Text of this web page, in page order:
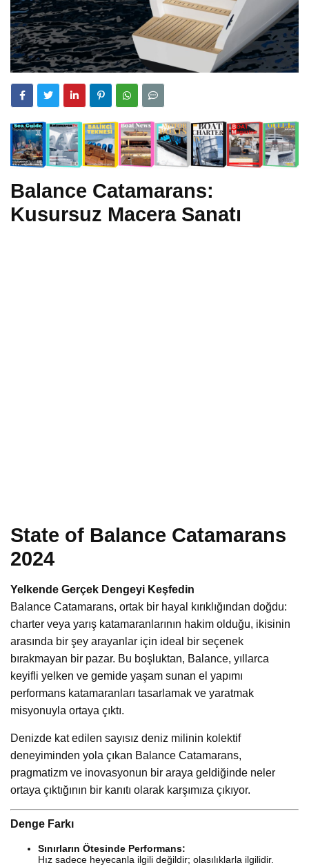
Balance Catamarans:
Kusursuz Macera Sanatı
State of Balance Catamarans
2024
Yelkende Gerçek Dengeyi Keşfedin
Balance Catamarans, ortak bir hayal kırıklığından doğdu:
charter veya yarış katamaranlarının hakim olduğu, ikisinin
arasında bir şey arayanlar için ideal bir seçenek
bırakmayan bir pazar. Bu boşluktan, Balance, yıllarca
keyifli yelken ve gemide yaşam sunan el yapımı
performans katamaranları tasarlamak ve yaratmak
misyonuyla ortaya çıktı.
Denizde kat edilen sayısız deniz milinin kolektif
deneyiminden yola çıkan Balance Catamarans,
pragmatizm ve inovasyonun bir araya geldiğinde neler
ortaya çıktığının bir kanıtı olarak karşımıza çıkıyor.
Denge Farkı
Sınırların Ötesinde Performans:
Hız sadece heyecanla ilgili değildir; olasılıklarla ilgilidir.